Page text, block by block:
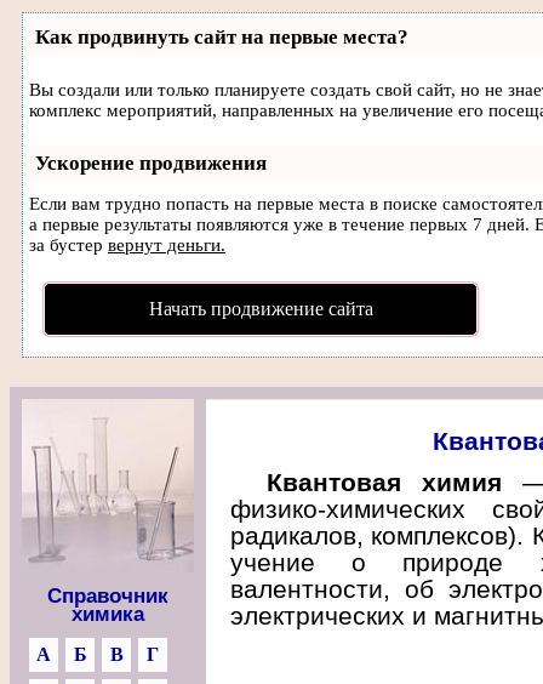
Как продвинуть сайт на первые места?
Вы создали или только планируете создать свой сайт, но не
комплекс мероприятий, направленных на увеличение его
Ускорение продвижения
Если вам трудно попасть на первые места в поиске
а первые результаты появляются уже в течение первых 7
за бустер вернут деньги.
Начать продвижение сайта
Справочник
химика
А Б В
Г
Квантовая химия —
физико-химических
радикалов, комплексов).
учение о природе
валентности, об
электрических и